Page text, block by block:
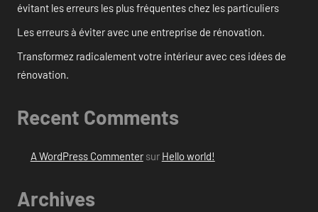
évitant les erreurs les plus fréquentes chez les particuliers
Les erreurs à éviter avec une entreprise de rénovation.
Transformez radicalement votre intérieur avec ces idées de
rénovation.
Recent Comments
A WordPress Commentersur Hello world!
Archives